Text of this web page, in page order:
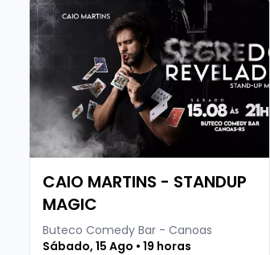
CAIO MARTINS - STANDUP
MAGIC
Buteco Comedy Bar - Canoas
Sábado, 15 Ago • 19 horas